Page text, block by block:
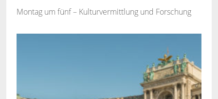
Montag um fünf – Kulturvermittlung und Forschung